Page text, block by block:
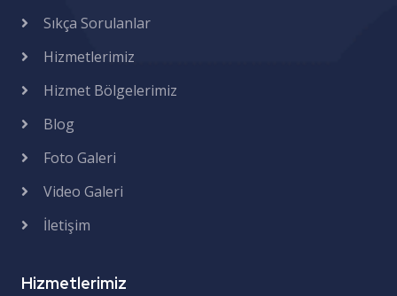
Sıkça Sorulanlar
Hizmetlerimiz
Hizmet Bölgelerimiz
Blog
Foto Galeri
Video Galeri
İletişim
Hizmetlerimiz